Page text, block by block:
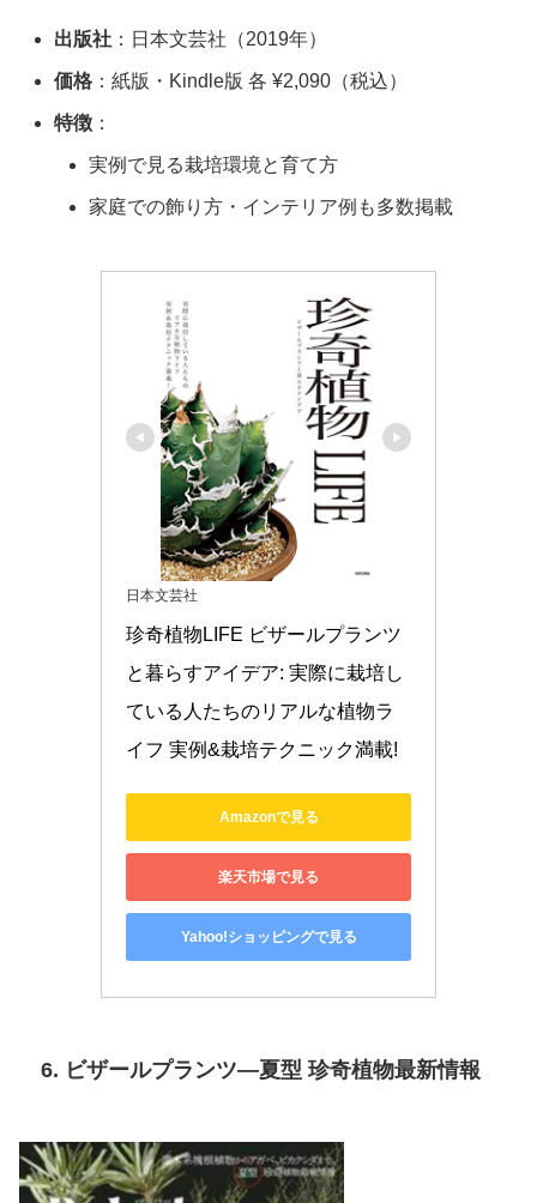
出版社 ：日本文芸社（2019年）
価格 ：紙版・Kindle版 各 ¥2,090（税込）
特徴 ：
実例で見る栽培環境と育て方
家庭での飾り方・インテリア例も多数掲載
日本文芸社
珍奇植物LIFE ビザールプランツ
と暮らすアイデア: 実際に栽培し
ている人たちのリアルな植物ラ
イフ 実例&栽培テクニック満載!
Amazonで見る
楽天市場で見る
Yahoo!ショッピングで見る
6. ビザールプランツ―夏型 珍奇植物最新情報